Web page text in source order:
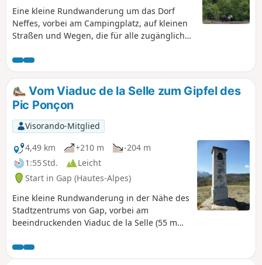
Eine kleine Rundwanderung um das Dorf
Neffes, vorbei am Campingplatz, auf kleinen
Straßen und Wegen, die für alle zugänglich
Spaziergang, um sich die Beine zu vertreten,
auch wenn einige freie Abschnitte einen Blick
auf Céüse, die Montagne de Charance und
die Écrins bieten.
Vom Viaduc de la Selle zum Gipfel des
Pic Ponçon
Visorando-Mitglied
4,49 km
+210 m
-204 m
1:55 Std.
Leicht
Start in Gap (Hautes-Alpes)
Eine kleine Rundwanderung in der Nähe des
Stadtzentrums von Gap, vorbei am
beeindruckenden Viaduc de la Selle (55 m
der Eisenbahnlinie zwischen Briançon und
Veynes, und dann am Oratorium der Familie